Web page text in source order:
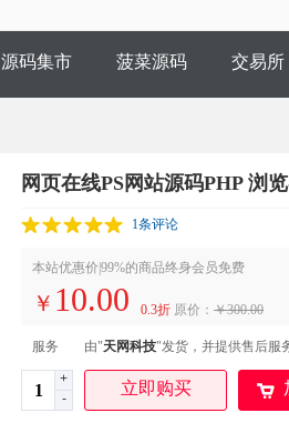
源码集市 菠菜源码 交易所
网页在线PS网站源码PHP 浏
1条评论
本站优惠价|99%的商品终身会员免费
￥ 10.00 0.3折 原价： ￥300.00
服务 由"天网科技"发货，并提供售后服
+
-
立即购买